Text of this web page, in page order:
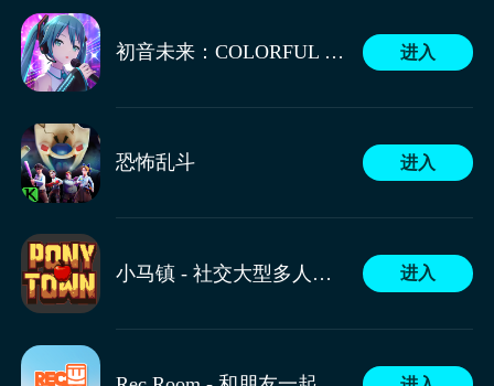
协奏流灵魂乐手则以团队辅助为核心职能，核心机制围
绕乐章系统展开，开启乐章后生成的音响装置会同步复
读部分本体技能，形成治疗与增益的双重效果，在团队
战斗中，协奏流通过技能组合为队友提供持续治疗的同
时，可附加攻击加成类buff，直接提升团队整体输出能
狂音流派进攻能力突出，类似拥有回血能力的DPS，在
战斗中狂音流吉他手可通过持续输出积攒能量，进而释
放高伤害技能，不过治疗能力依赖概率触发与幸运属
性，且需持续接敌，在野外战斗或怪物密集的副本区
域，狂音流能凭借高输出发光发热。但在副本开荒阶
段，由于治疗的不确定性，较难胜任主治疗职责，玩家
可将其视为能兼顾少量回血的输出角色，协奏流作为偏
向治疗的流派，协奏流的独特机制在于开启乐章后，音
响会复读部分本体技能，协奏流以更高的操作难度和失
误惩罚，换取了强大的进攻性治疗能力，技能在治疗队
友的同时，还能提供可观的攻击加成，然而一旦意外用
定位应该就是半输出奶妈。在战场上不仅会有伤害，而
且还会具备资源的效果，而在实际体验之后会发现，如
果和森语者放在一起比较还是会有一定差距。
目前为止对于其他的介绍并不多，但根据猜测吉他手的
弹奏旋律虽然可以释放一些音波攻击，可以给队友辅助
带来攻击buff，但是因为奶量并不是特别的稳定。在关
初音未来：COLORFUL STAGE！ 进入
恐怖乱斗 进入
小马镇 - 社交大型多人在线角色扮演游戏 进入